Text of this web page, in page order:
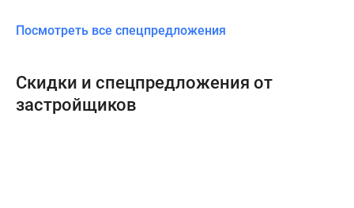
Посмотреть все спецпредложения
Скидки и спецпредложения от
застройщиков